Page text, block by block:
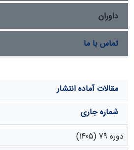
داوران
تماس با ما
مقالات آماده انتشار
شماره جاری
دوره 79 (1405)